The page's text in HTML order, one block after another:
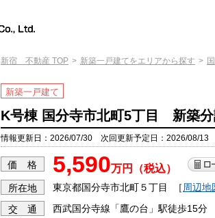
新宿 不動産 TOP 新築一戸建てをエリアから探す
新築一戸建て
K号棟 国分寺市北町5丁目 新築
情報更新日：2026/07/30 次回更新予定日：2026/08/13
価 格 5,590万円（税込）
所在地 東京都国分寺市北町５丁目 ［ 周辺地
交 通 西武国分寺線「鷹の台」駅徒歩15分